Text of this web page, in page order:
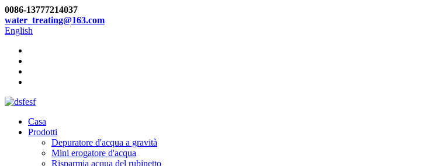
0086-13777214037
water_treating@163.com
English
Casa
Prodotti
Depuratore d'acqua a gravità
Mini erogatore d'acqua
Risparmia acqua del rubinetto